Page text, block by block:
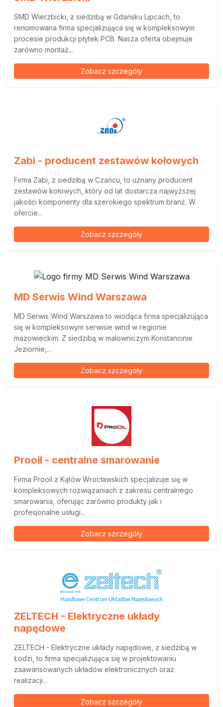
SMD Wierzbicki, z siedzibą w Gdańsku Lipcach, to
renomowana firma specjalizująca się w kompleksowym
procesie produkcji płytek PCB. Nasza oferta obejmuje
zarówno montaż...
Zobacz szczegóły
Zabi - producent zestawów kołowych
Firma Zabi, z siedzibą w Czańcu, to uznany producent
zestawów kołowych, który od lat dostarcza najwyższej
jakości komponenty dla szerokiego spektrum branż. W
ofercie...
Zobacz szczegóły
MD Serwis Wind Warszawa
MD Serwis Wind Warszawa to wiodąca firma specjalizująca
się w kompleksowym serwisie wind w regionie
mazowieckim. Z siedzibą w malowniczym Konstancinie
Jeziornie,...
Zobacz szczegóły
Prooil - centralne smarowanie
Firma Prooil z Kątów Wrocławskich specjalizuje się w
kompleksowych rozwiązaniach z zakresu centralnego
smarowania, oferując zarówno produkty jak i
profesjonalne usługi...
Zobacz szczegóły
ZELTECH - Elektryczne układy
napędowe
ZELTECH - Elektryczne układy napędowe, z siedzibą w
Łodzi, to firma specjalizująca się w projektowaniu
zaawansowanych układów elektronicznych oraz
realizacji...
Zobacz szczegóły